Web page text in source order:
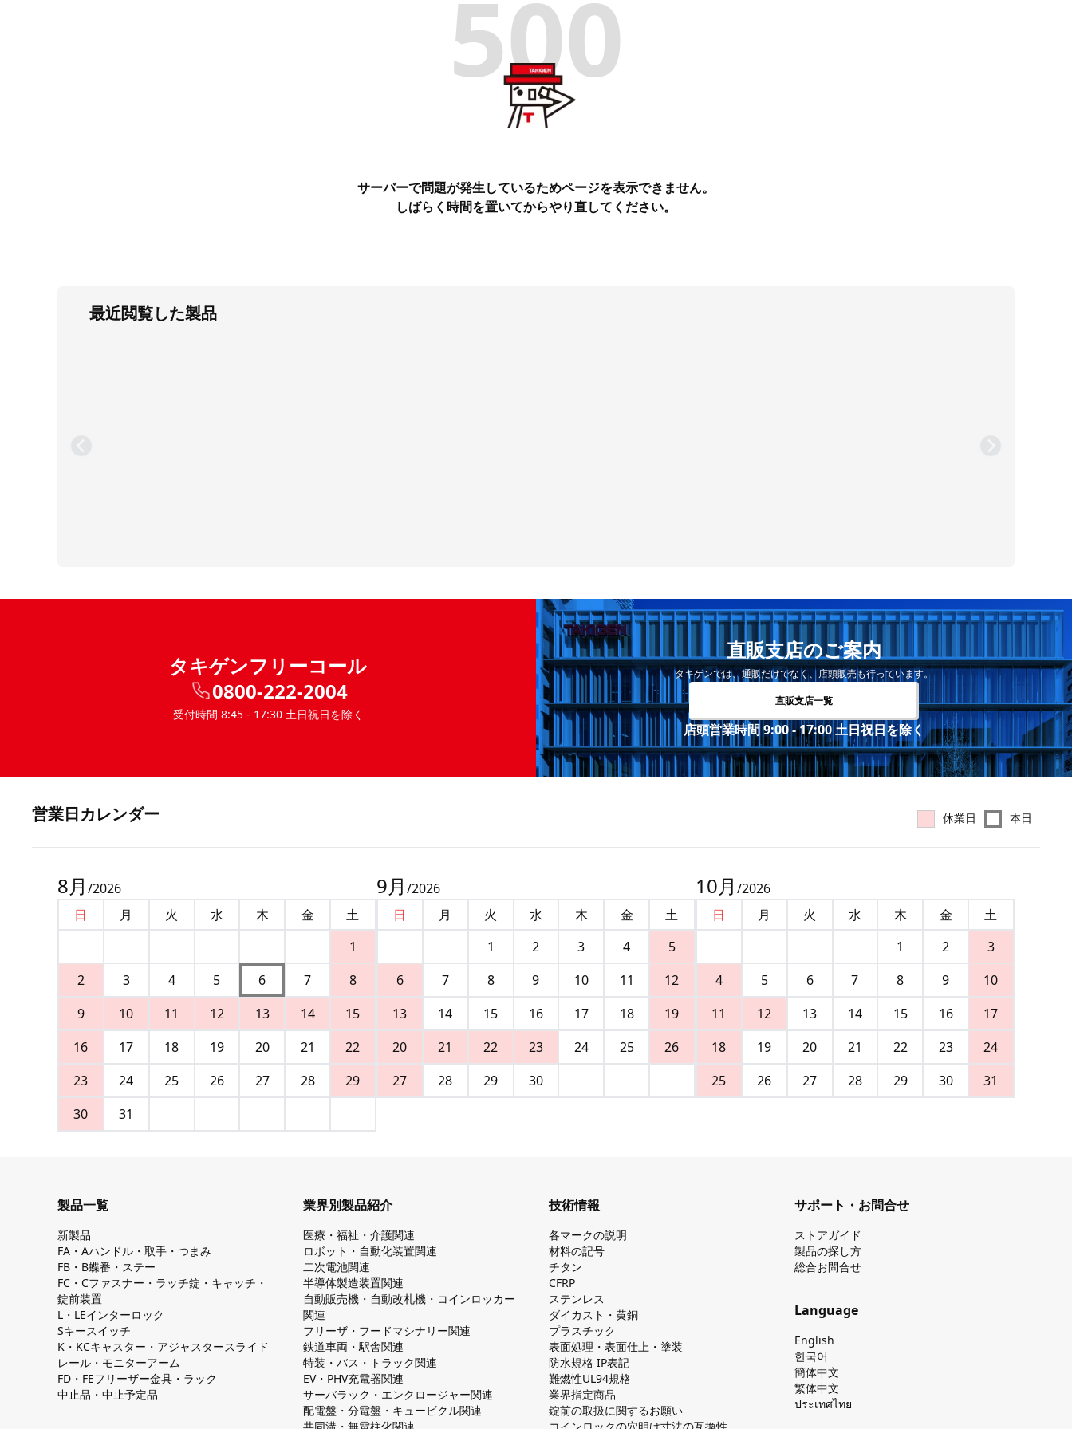
500
サーバーで問題が発生しているためページを表示できません。
しばらく時間を置いてからやり直してください。
最近閲覧した製品
タキゲンフリーコール
0800-222-2004
受付時間 8:45 - 17:30 土日祝日を除く
直販支店のご案内
タキゲンでは、通販だけでなく、店頭販売も行っています。
直販支店一覧
店頭営業時間 9:00 - 17:00 土日祝日を除く
営業⽇カレンダー 休業日 本日
8月 /2026
日
月 火 水 木 金
土
1
2
3 4 5 6 7
8
9
10 11 12 13 14
15
16
17 18 19 20 21
22
23
24 25 26 27 28
29
30
31
9月 /2026
日
月 火 水 木 金
土
1
2 3 4
5
6
7 8 9 10 11
12
13
14 15 16 17 18
19
20
21 22 23 24 25
26
27
28 29 30
10月 /2026
日
月 火 水 木 金
土
1
2
3
4
5 6 7 8 9
10
11
12 13 14 15 16
17
18
19 20 21 22 23
24
25
26 27 28 29 30 31
製品一覧
新製品
FA・Aハンドル・取手・つまみ
FB・B蝶番・ステー
FC・Cファスナー・ラッチ錠・キャッチ・
錠前装置
L・LEインターロック
Sキースイッチ
K・KCキャスター・アジャスタースライド
レール・モニターアーム
FD・FEフリーザー金具・ラック
中止品・中止予定品
業界別製品紹介
医療・福祉・介護関連
ロボット・自動化装置関連
二次電池関連
半導体製造装置関連
自動販売機・自動改札機・コインロッカー
関連
フリーザ・フードマシナリー関連
鉄道車両・駅舎関連
特装・バス・トラック関連
EV・PHV充電器関連
サーバラック・エンクロージャー関連
配電盤・分電盤・キュービクル関連
技術情報
各マークの説明
材料の記号
チタン
CFRP
ステンレス
ダイカスト・⻩銅
プラスチック
表面処理・表面仕上・塗装
防⽔規格 IP表記
難燃性UL94規格
業界指定商品
錠前の取扱に関するお願い
サポート・お問合せ
ストアガイド
製品の探し⽅
総合お問合せ
Language
English
한국어
簡体中文
繁体中文
ประเทศไทย